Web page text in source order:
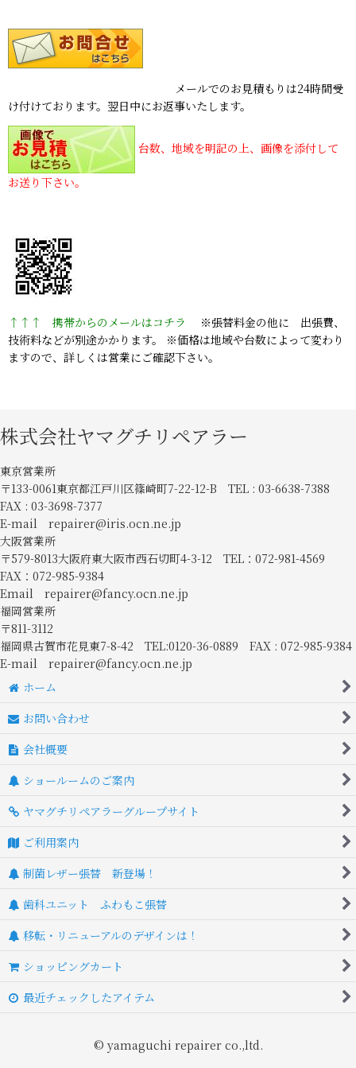
メールでのお見積もりは24時間受
け付けております。翌日中にお返事いたします。
台数、地域を明記の上、画像を添付して
お送り下さい。
↑↑↑ 携帯からのメールはコチラ
※張替料金の他に 出張費、
技術料などが別途かかります。 ※価格は地域や台数によって変わり
ますので、詳しくは営業にご確認下さい。
株式会社ヤマグチリペアラー
東京営業所
〒133-0061東京都江戸川区篠崎町7-22-12-B TEL : 03-6638-7388
FAX : 03-3698-7377
E-mail repairer@iris.ocn.ne.jp
大阪営業所
〒579-8013大阪府東大阪市西石切町4-3-12 TEL：072-981-4569
FAX：072-985-9384
Email repairer@fancy.ocn.ne.jp
福岡営業所
〒811-3112
福岡県古賀市花見東7-8-42 TEL:0120-36-0889 FAX : 072-985-9384
E-mail repairer@fancy.ocn.ne.jp
ホーム
お問い合わせ
会社概要
ショールームのご案内
ヤマグチリペアラーグループサイト
ご利用案内
制菌レザー張替 新登場！
歯科ユニット ふわもこ張替
移転・リニューアルのデザインは！
ショッピングカート
最近チェックしたアイテム
© yamaguchi repairer co.,ltd.